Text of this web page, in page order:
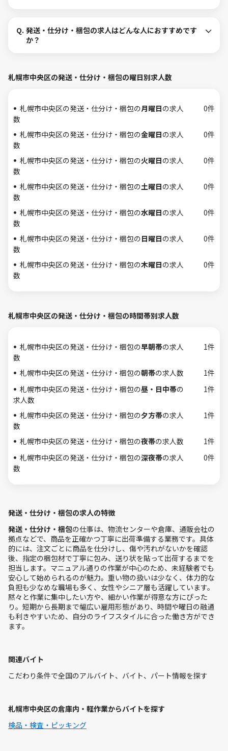
Q. 発送・仕分け・梱包の求人はどんな人におすすめです
か？
札幌市中央区の発送・仕分け・梱包の曜日別求人数
札幌市中央区の発送・仕分け・梱包の月曜日の求人
数
0件
札幌市中央区の発送・仕分け・梱包の金曜日の求人
数
0件
札幌市中央区の発送・仕分け・梱包の火曜日の求人
数
0件
札幌市中央区の発送・仕分け・梱包の土曜日の求人
数
0件
札幌市中央区の発送・仕分け・梱包の水曜日の求人
数
0件
札幌市中央区の発送・仕分け・梱包の日曜日の求人
数
0件
札幌市中央区の発送・仕分け・梱包の木曜日の求人
数
0件
札幌市中央区の発送・仕分け・梱包の時間帯別求人数
札幌市中央区の発送・仕分け・梱包の早朝帯の求人
数
1件
札幌市中央区の発送・仕分け・梱包の朝帯の求人数
1件
札幌市中央区の発送・仕分け・梱包の昼・日中帯の
求人数
1件
札幌市中央区の発送・仕分け・梱包の夕方帯の求人
数
1件
札幌市中央区の発送・仕分け・梱包の夜帯の求人数
1件
札幌市中央区の発送・仕分け・梱包の深夜帯の求人
数
0件
発送・仕分け・梱包の求人の特徴
発送・仕分け・梱包の仕事は、物流センターや倉庫、通販会社の
拠点などで、商品を正確かつ丁寧に出荷準備する業務です。具体
的には、注文ごとに商品を仕分けし、傷や汚れがないかを確認
後、指定の梱包材で丁寧に包み、送り状を貼って出荷するまでを
担当します。マニュアル通りの作業が中心のため、未経験者でも
安心して始められるのが魅力。重い物の扱いは少なく、体力的な
負担も少なめな職場も多く、女性やシニア層も活躍しています。
黙々と作業に集中したい方や、細かい作業が得意な方にぴった
り。短期から長期まで幅広い雇用形態があり、時間や曜日の融通
も利きやすいため、自分のライフスタイルに合った働き方ができ
ます。
関連バイト
こだわり条件で全国のアルバイト、バイト、パート情報を探す
札幌市中央区の倉庫内・軽作業からバイトを探す
検品・検査・ピッキング